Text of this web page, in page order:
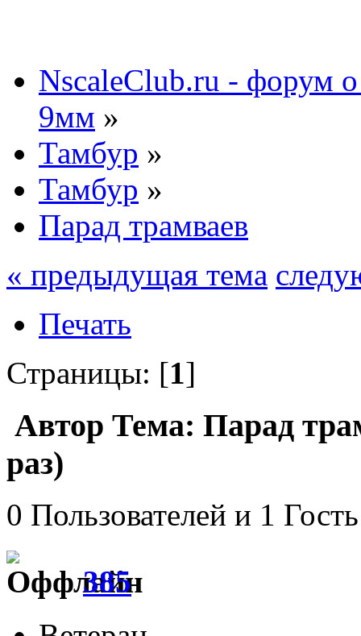
NscaleClub.ru - форум
9мм »
Тамбур »
Тамбур »
Парад трамваев
« предыдущая тема
Печать
Страницы: [1]
Автор Тема: Парад
раз)
0 Пользователей и 1
385